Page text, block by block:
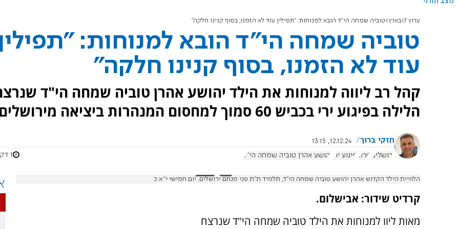
ערוץ 7 בארץ טוביה שמחה הי"ד הובא למנוחות: "תפילין עוד לא הזמנו, בסוף קנינו חלקה"
טוביה שמחה הי"ד הובא למנוחות:
עוד לא הזמנו, בסוף קנינו חלקה"
קהל רב ליווה למנוחות את הילד יהושע אהרן טוביה שמחה הי"ד
הלילה בפיגוע ירי בכביש 60 סמוך למחסום המנהרות ביציאה מירושלים.
חזקי ברוך
12.12.24, 13:15
ירושלים טרור פיגוע ירי יהושע אהרן טוביה שמחה הי”ד 1 דקות
הלוויית הילד הקדוש אהרן יהושע טוביה שמחה הי"ד, תלמיד ת״ת פני מנחם ירושלים. יום חמישי י״א כ
קרדיט שידור: אבישלום.
מאות ליוו למנוחות את הילד טוביה שמחה הי"ד שנרצח